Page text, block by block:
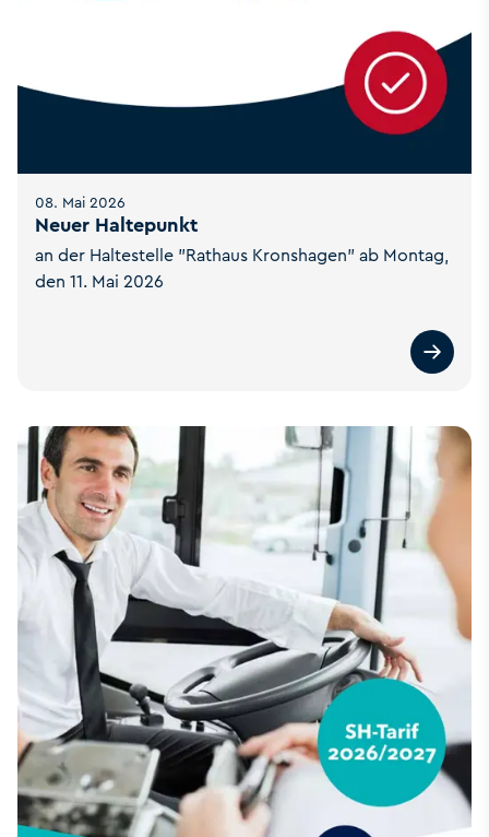
Neuer Haltepunkt
08. Mai 2026
an der Haltestelle "Rathaus Kronshagen" ab Montag,
den 11. Mai 2026